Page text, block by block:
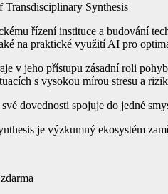
Synthesis
řízení instituce a budování
na praktické využití AI pro
v jeho přístupu zásadní roli
s vysokou mírou stresu a
dovednosti spojuje do jedné
je výzkumný ekosystém